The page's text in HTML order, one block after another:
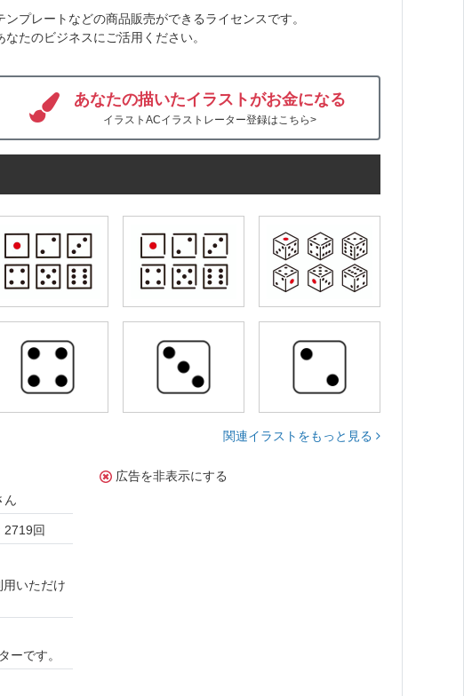
ンプレートなどの商品販売ができるライセンスです。
なたのビジネスにご活用ください。
あなたの描いたイラストがお金になる
イラストACイラストレーター登録はこちら>
関連イラストをもっと見る
ん
2719回
いただけ
ーです。
広告を非表示にする